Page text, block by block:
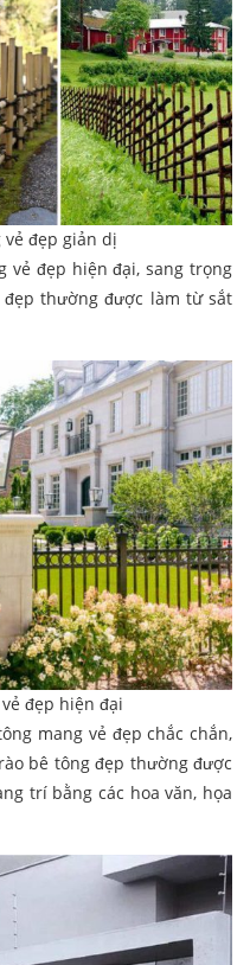
đẹp giản dị
vẻ đẹp hiện đại, sang trọng
thường được làm từ sắt
đẹp hiện đại
mang vẻ đẹp chắc chắn,
bê tông đẹp thường được
trí bằng các hoa văn, họa